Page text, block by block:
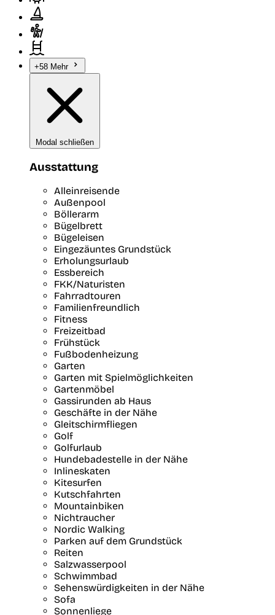
+58 Mehr
Modal schließen
Ausstattung
Alleinreisende
Außenpool
Böllerarm
Bügelbrett
Bügeleisen
Eingezäuntes Grundstück
Erholungsurlaub
Essbereich
FKK/Naturisten
Fahrradtouren
Familienfreundlich
Fitness
Freizeitbad
Frühstück
Fußbodenheizung
Garten
Garten mit Spielmöglichkeiten
Gartenmöbel
Gassirunden ab Haus
Geschäfte in der Nähe
Gleitschirmfliegen
Golf
Golfurlaub
Hundebadestelle in der Nähe
Inlineskaten
Kitesurfen
Kutschfahrten
Mountainbiken
Nichtraucher
Nordic Walking
Parken auf dem Grundstück
Reiten
Salzwasserpool
Schwimmbad
Sehenswürdigkeiten in der Nähe
Sofa
Sonnenliege